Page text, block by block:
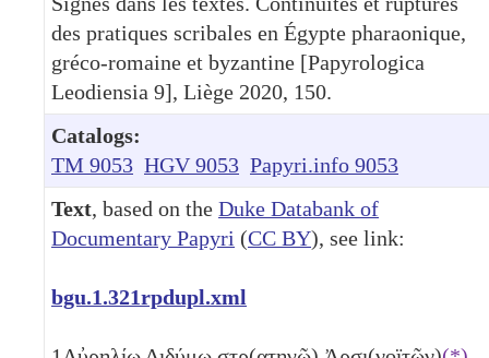
des pratiques scribales en Égypte pharaonique,
gréco-romaine et byzantine [Papyrologica
Leodiensia 9], Liège 2020, 150.
Catalogs:
TM 9053 HGV 9053 Papyri.info 9053
Text, based on the Duke Databank of
Documentary Papyri (CC BY), see link:
bgu.1.321rpdupl.xml